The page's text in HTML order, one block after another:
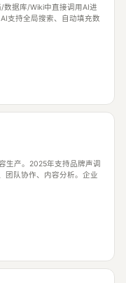
据库/Wiki中直接调用AI进
支持全局搜索、自动填充数
生产。2025年支持品牌声调
团队协作、内容分析。企业